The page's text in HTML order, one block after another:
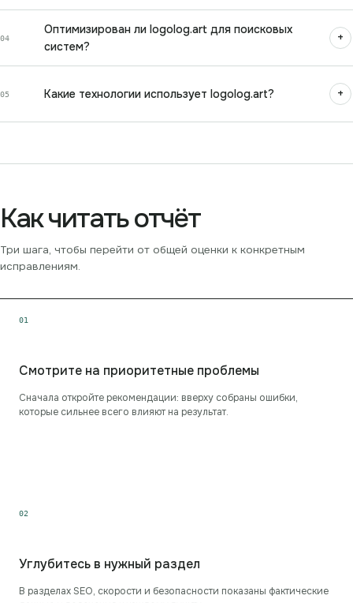
04
Оптимизирован ли logolog.art для поисковых
систем?
+
05 Какие технологии использует logolog.art? +
Как читать отчёт
Три шага, чтобы перейти от общей оценки к конкретным
исправлениям.
01
Смотрите на приоритетные проблемы
Сначала откройте рекомендации: вверху собраны ошибки,
которые сильнее всего влияют на результат.
02
Углубитесь в нужный раздел
В разделах SEO, скорости и безопасности показаны фактические